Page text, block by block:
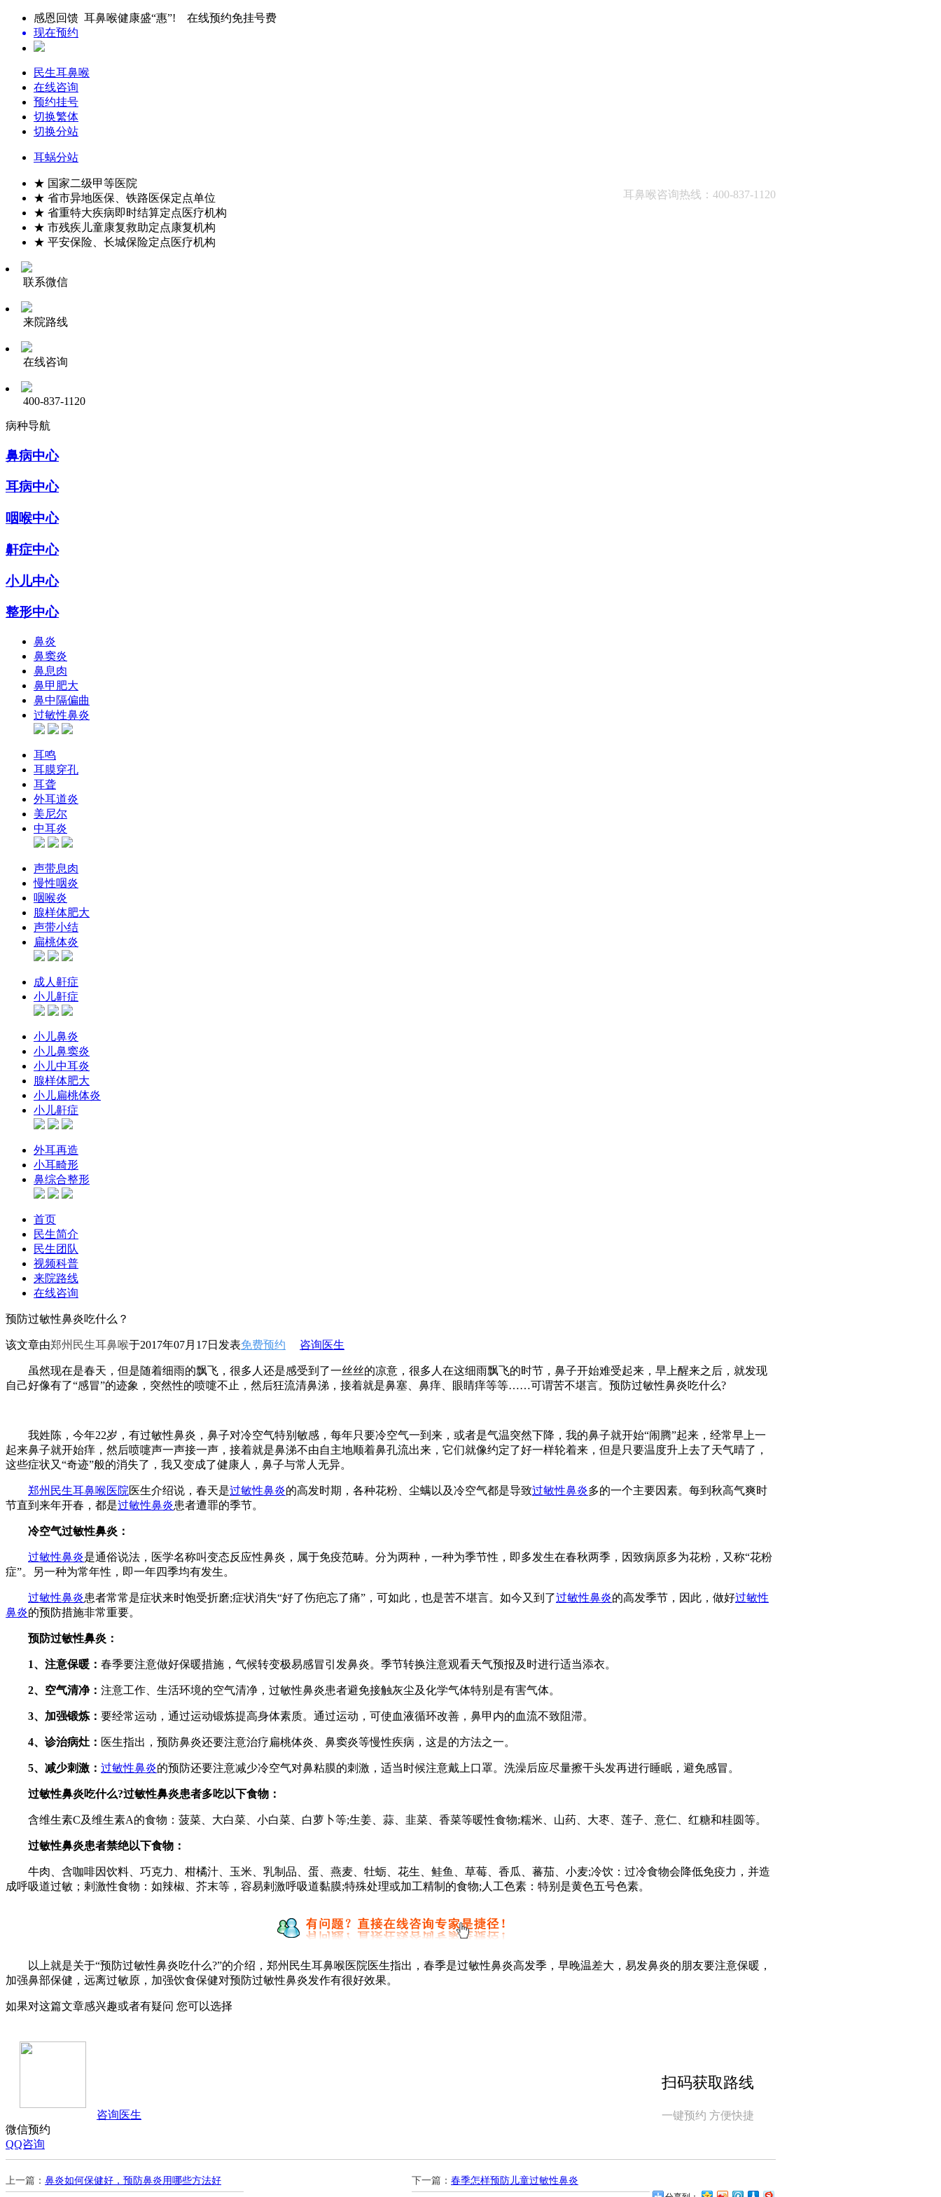
感恩回馈 耳鼻喉健康盛“惠”! 在线预约免挂号费
现在预约
民生耳鼻喉
在线咨询
预约挂号
切换繁体
切换分站
耳蜗分站
耳鼻喉咨询热线：400-837-1120
★ 国家二级甲等医院
★ 省市异地医保、铁路医保定点单位
★ 省重特大疾病即时结算定点医疗机构
★ 市残疾儿童康复救助定点康复机构
★ 平安保险、长城保险定点医疗机构
联系微信
来院路线
在线咨询
400-837-1120
病种导航
鼻病中心
耳病中心
咽喉中心
鼾症中心
小儿中心
整形中心
鼻炎
鼻窦炎
鼻息肉
鼻甲肥大
鼻中隔偏曲
过敏性鼻炎
耳鸣
耳膜穿孔
耳聋
外耳道炎
美尼尔
中耳炎
声带息肉
慢性咽炎
咽喉炎
腺样体肥大
声带小结
扁桃体炎
成人鼾症
小儿鼾症
小儿鼻炎
小儿鼻窦炎
小儿中耳炎
腺样体肥大
小儿扁桃体炎
小儿鼾症
外耳再造
小耳畸形
鼻综合整形
首页
民生简介
民生团队
视频科普
来院路线
在线咨询
预防过敏性鼻炎吃什么？
该文章由郑州民生耳鼻喉于2017年07月17日发表免费预约 咨询医生
虽然现在是春天，但是随着细雨的飘飞，很多人还是感受到了一丝丝的凉意，很多人在这细雨飘飞的时节，鼻子开始难受起来，早上醒来之后，就发现
自己好像有了“感冒”的迹象，突然性的喷嚏不止，然后狂流清鼻涕，接着就是鼻塞、鼻痒、眼睛痒等等……可谓苦不堪言。预防过敏性鼻炎吃什么?
我姓陈，今年22岁，有过敏性鼻炎，鼻子对冷空气特别敏感，每年只要冷空气一到来，或者是气温突然下降，我的鼻子就开始“闹腾”起来，经常早上一
起来鼻子就开始痒，然后喷嚏声一声接一声，接着就是鼻涕不由自主地顺着鼻孔流出来，它们就像约定了好一样轮着来，但是只要温度升上去了天气晴了，
这些症状又“奇迹”般的消失了，我又变成了健康人，鼻子与常人无异。
郑州民生耳鼻喉医院医生介绍说，春天是过敏性鼻炎的高发时期，各种花粉、尘螨以及冷空气都是导致过敏性鼻炎多的一个主要因素。每到秋高气爽时
节直到来年开春，都是过敏性鼻炎患者遭罪的季节。
冷空气过敏性鼻炎：
过敏性鼻炎是通俗说法，医学名称叫变态反应性鼻炎，属于免疫范畴。分为两种，一种为季节性，即多发生在春秋两季，因致病原多为花粉，又称“花粉
症”。另一种为常年性，即一年四季均有发生。
过敏性鼻炎患者常常是症状来时饱受折磨;症状消失“好了伤疤忘了痛”，可如此，也是苦不堪言。如今又到了过敏性鼻炎的高发季节，因此，做好过敏性
鼻炎的预防措施非常重要。
预防过敏性鼻炎：
1、注意保暖： 春季要注意做好保暖措施，气候转变极易感冒引发鼻炎。季节转换注意观看天气预报及时进行适当添衣。
2、空气清净： 注意工作、生活环境的空气清净，过敏性鼻炎患者避免接触灰尘及化学气体特别是有害气体。
3、加强锻炼： 要经常运动，通过运动锻炼提高身体素质。通过运动，可使血液循环改善，鼻甲内的血流不致阻滞。
4、诊治病灶： 医生指出，预防鼻炎还要注意治疗扁桃体炎、鼻窦炎等慢性疾病，这是的方法之一。
5、减少刺激： 过敏性鼻炎的预防还要注意减少冷空气对鼻粘膜的刺激，适当时候注意戴上口罩。洗澡后应尽量擦干头发再进行睡眠，避免感冒。
过敏性鼻炎吃什么?过敏性鼻炎患者多吃以下食物：
含维生素C及维生素A的食物：菠菜、大白菜、小白菜、白萝卜等;生姜、蒜、韭菜、香菜等暖性食物;糯米、山药、大枣、莲子、意仁、红糖和桂圆等。
过敏性鼻炎患者禁绝以下食物：
牛肉、含咖啡因饮料、巧克力、柑橘汁、玉米、乳制品、蛋、燕麦、牡蛎、花生、鲑鱼、草莓、香瓜、蕃茄、小麦;冷饮：过冷食物会降低免疫力，并造
成呼吸道过敏；剌激性食物：如辣椒、芥末等，容易剌激呼吸道黏膜;特殊处理或加工精制的食物;人工色素：特别是黄色五号色素。
以上就是关于“预防过敏性鼻炎吃什么?”的介绍，郑州民生耳鼻喉医院医生指出，春季是过敏性鼻炎高发季，早晚温差大，易发鼻炎的朋友要注意保暖，
加强鼻部保健，远离过敏原，加强饮食保健对预防过敏性鼻炎发作有很好效果。
如果对这篇文章感兴趣或者有疑问 您可以选择
扫码获取路线
一键预约 方便快捷
咨询医生
微信预约
QQ咨询
上一篇： 鼻炎如何保健好，预防鼻炎用哪些方法好 下一篇： 春季怎样预防儿童过敏性鼻炎